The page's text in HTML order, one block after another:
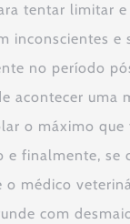
tentar limitar
inconscientes
no período
acontecer
o máximo
finalmente, se
médico
com